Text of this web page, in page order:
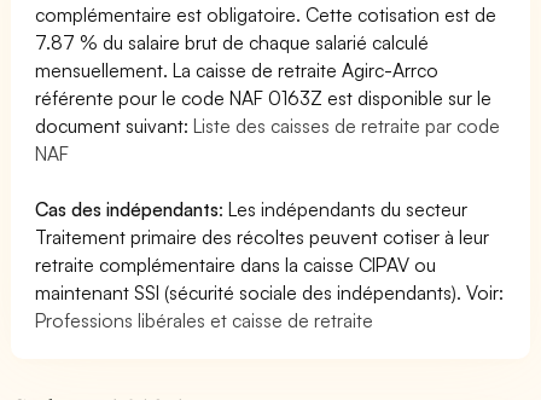
complémentaire est obligatoire. Cette cotisation est de
7.87 % du salaire brut de chaque salarié calculé
mensuellement. La caisse de retraite Agirc-Arrco
référente pour le code NAF 0163Z est disponible sur le
document suivant:Liste des caisses de retraite par code
NAF
Cas des indépendants: Les indépendants du secteur
Traitement primaire des récoltes peuvent cotiser à leur
retraite complémentaire dans la caisse CIPAV ou
maintenant SSI (sécurité sociale des indépendants). Voir:
Professions libérales et caisse de retraite